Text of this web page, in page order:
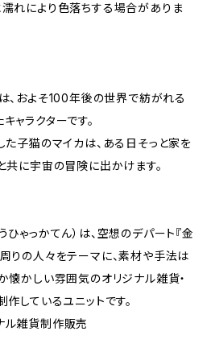
れにより色落ちする場合がありま
、およそ100年後の世界で紡がれる
ャラクターです。
子猫のマイカは、ある日そっと家を
共に宇宙の冒険に出かけます。
ゃっかてん）は、空想のデパート『金
りの人々をテーマに、素材や手法は
懐かしい雰囲気のオリジナル雑貨・
しているユニットです。
ル雑貨制作販売